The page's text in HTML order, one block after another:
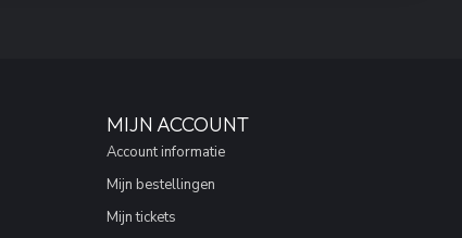
MIJN ACCOUNT
Account informatie
Mijn bestellingen
Mijn tickets